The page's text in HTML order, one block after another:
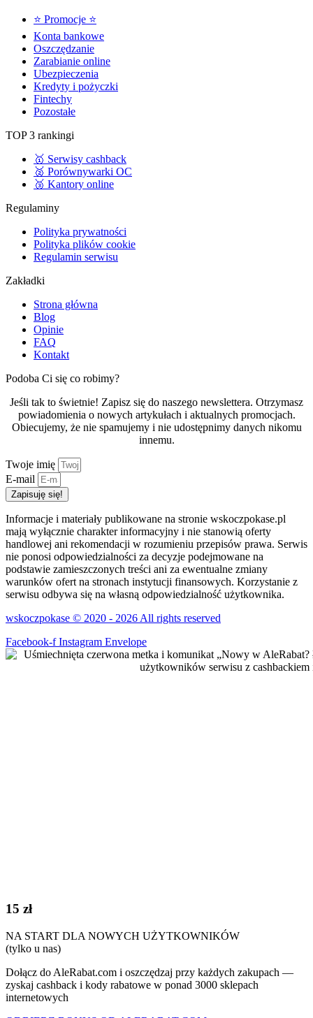
⭐ Promocje ⭐
Konta bankowe
Oszczędzanie
Zarabianie online
Ubezpieczenia
Kredyty i pożyczki
Fintechy
Pozostałe
TOP 3 rankingi
🥇 Serwisy cashback
🥈 Porównywarki OC
🥉 Kantory online
Regulaminy
Polityka prywatności
Polityka plików cookie
Regulamin serwisu
Zakładki
Strona główna
Blog
Opinie
FAQ
Kontakt
Podoba Ci się co robimy?
Jeśli tak to świetnie! Zapisz się do naszego newslettera. Otrzymasz
powiadomienia o nowych artykułach i aktualnych promocjach.
Obiecujemy, że nie spamujemy i nie udostępnimy danych nikomu
innemu.
Twoje imię
E-mail
Zapisuję się!
Informacje i materiały publikowane na stronie wskoczpokase.pl
mają wyłącznie charakter informacyjny i nie stanowią oferty
handlowej ani rekomendacji w rozumieniu przepisów prawa. Serwis
nie ponosi odpowiedzialności za decyzje podejmowane na
podstawie zamieszczonych treści ani za ewentualne zmiany
warunków ofert na stronach instytucji finansowych. Korzystanie z
serwisu odbywa się na własną odpowiedzialność użytkownika.
wskoczpokase © 2020 - 2026 All rights reserved
Facebook-f Instagram Envelope
15 zł
NA START DLA NOWYCH UŻYTKOWNIKÓW
(tylko u nas)
Dołącz do AleRabat.com i oszczędzaj przy każdych zakupach —
zyskaj cashback i kody rabatowe w ponad 3000 sklepach
internetowych